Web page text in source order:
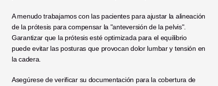
A menudo trabajamos con las pacientes para ajustar la alineación
de la prótesis para compensar la "anteversión de la pelvis".
Garantizar que la prótesis esté optimizada para el equilibrio
puede evitar las posturas que provocan dolor lumbar y tensión en
la cadera.
Asegúrese de verificar su documentación para la cobertura de